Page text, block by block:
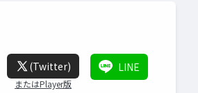
(Twitter)
またはPlayer版
LINE